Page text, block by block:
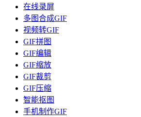
在线录屏
多图合成GIF
视频转GIF
GIF拼图
GIF编辑
GIF缩放
GIF裁剪
GIF压缩
智能抠图
手机制作GIF